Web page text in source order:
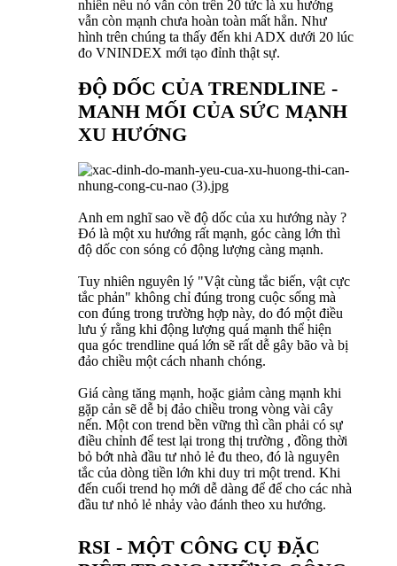
nhiên nếu nó vẫn còn trên 20 tức là xu hướng
vẫn còn mạnh chưa hoàn toàn mất hẳn. Như
hình trên chúng ta thấy đến khi ADX dưới 20 lúc
đo VNINDEX mới tạo đỉnh thật sự.
ĐỘ DỐC CỦA TRENDLINE -
MANH MỐI CỦA SỨC MẠNH
XU HƯỚNG
Anh em nghĩ sao về độ dốc của xu hướng này ?
Đó là một xu hướng rất mạnh, góc càng lớn thì
độ dốc con sóng có động lượng càng mạnh.
Tuy nhiên nguyên lý "Vật cùng tắc biến, vật cực
tắc phản" không chỉ đúng trong cuộc sống mà
con đúng trong trường hợp này, do đó một điều
lưu ý rằng khi động lượng quá mạnh thể hiện
qua góc trendline quá lớn sẽ rất dễ gây bão và bị
đảo chiều một cách nhanh chóng.
Giá càng tăng mạnh, hoặc giảm càng mạnh khi
gặp cản sẽ dễ bị đảo chiều trong vòng vài cây
nến. Một con trend bền vững thì cần phải có sự
điều chỉnh để test lại trong thị trường , đồng thời
bỏ bớt nhà đầu tư nhỏ lẻ đu theo, đó là nguyên
tắc của dòng tiền lớn khi duy tri một trend. Khi
đến cuối trend họ mới dễ dàng để để cho các nhà
đầu tư nhỏ lẻ nhảy vào đánh theo xu hướng.
RSI - MỘT CÔNG CỤ ĐẶC